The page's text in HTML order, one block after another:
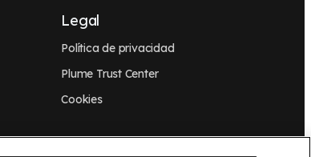
Legal
Política de privacidad
Plume Trust Center
Cookies